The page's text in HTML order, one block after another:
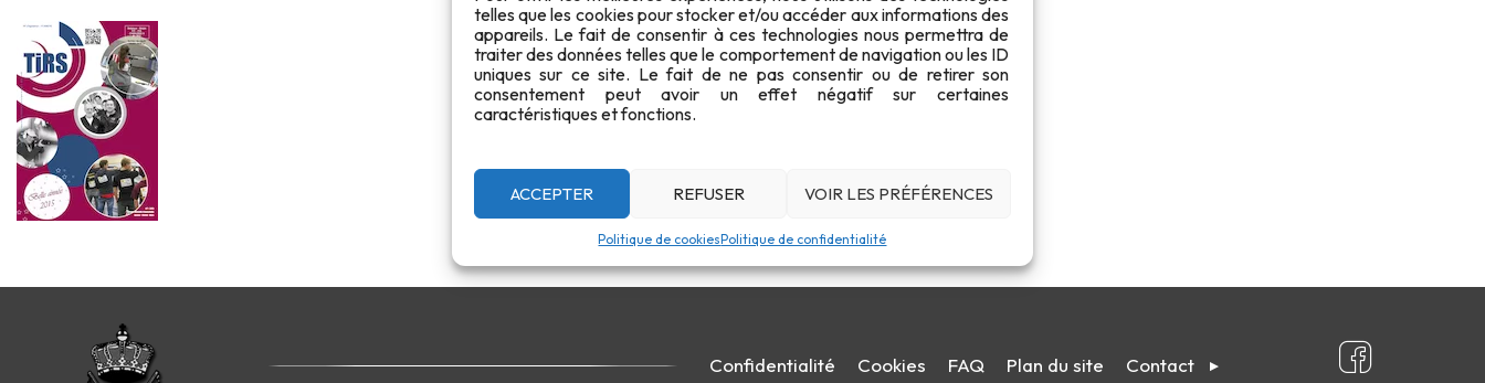
telles que les cookies pour stocker et/ou accéder aux informations des
appareils. Le fait de consentir à ces technologies nous permettra de
traiter des données telles que le comportement de navigation ou les ID
uniques sur ce site. Le fait de ne pas consentir ou de retirer son
consentement peut avoir un effet négatif sur certaines
caractéristiques et fonctions.
ACCEPTER REFUSER VOIR LES PRÉFÉRENCES
Politique de cookiesPolitique de confidentialité
Confidentialité Cookies FAQ Plan du site Contact